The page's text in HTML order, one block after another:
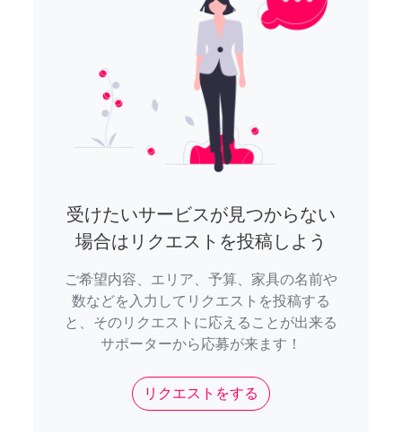
受けたいサービスが見つからない
場合はリクエストを投稿しよう
ご希望内容、エリア、予算、家具の名前や
数などを入力してリクエストを投稿する
と、そのリクエストに応えることが出来る
サポーターから応募が来ます！
リクエストをする